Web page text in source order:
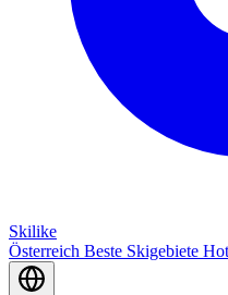
Skilike
Österreich Beste Skigebiete